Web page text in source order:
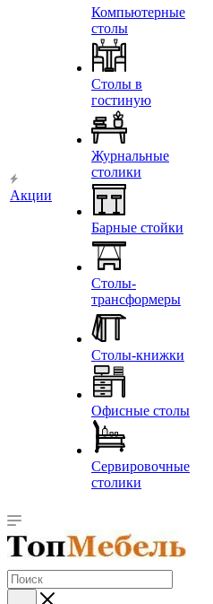
Акции
Компьютерные
столы
Столы в
гостиную
Журнальные
столики
Барные стойки
Столы-
трансформеры
Столы-книжки
Офисные столы
Сервировочные
столики